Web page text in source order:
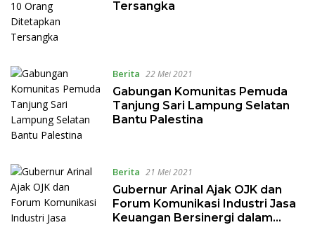
Tersangka
Berita 22 Mei 2021
Gabungan Komunitas Pemuda
Tanjung Sari Lampung Selatan
Bantu Palestina
Berita 21 Mei 2021
Gubernur Arinal Ajak OJK dan
Forum Komunikasi Industri Jasa
Keuangan Bersinergi dalam